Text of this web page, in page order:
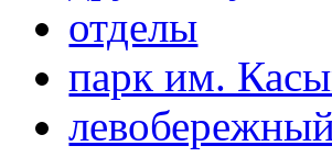
отделы
парк им.